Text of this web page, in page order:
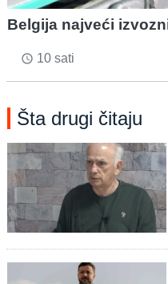
Belgija najveći
access_time 10 sati
Šta drugi čitaju